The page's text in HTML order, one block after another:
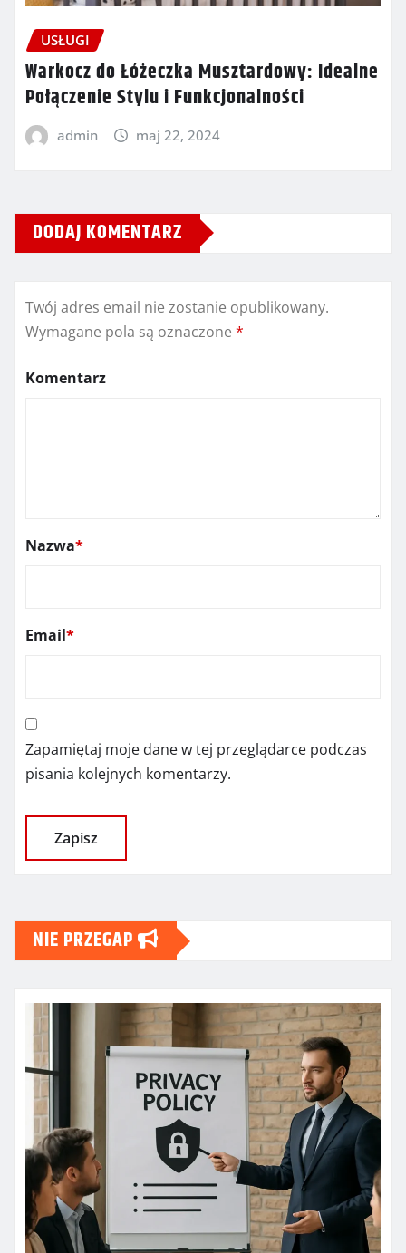
USŁUGI
Warkocz do Łóżeczka Musztardowy: Idealne
Połączenie Stylu i Funkcjonalności
admin maj 22, 2024
DODAJ KOMENTARZ
Twój adres email nie zostanie opublikowany.
Wymagane pola są oznaczone *
Komentarz
Nazwa*
Email*
Zapamiętaj moje dane w tej przeglądarce podczas
pisania kolejnych komentarzy.
NIE PRZEGAP